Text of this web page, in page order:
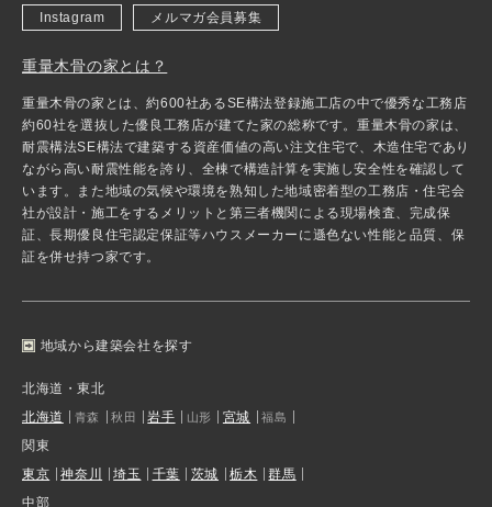
Instagram メルマガ会員募集
重量木骨の家とは？
重量木骨の家とは、約600社あるSE構法登録施工店の中で優秀な工務店
約60社を選抜した優良工務店が建てた家の総称です。重量木骨の家は、
耐震構法SE構法で建築する資産価値の高い注文住宅で、木造住宅であり
ながら高い耐震性能を誇り、全棟で構造計算を実施し安全性を確認して
います。また地域の気候や環境を熟知した地域密着型の工務店・住宅会
社が設計・施工をするメリットと第三者機関による現場検査、完成保
証、長期優良住宅認定保証等ハウスメーカーに遜色ない性能と品質、保
証を併せ持つ家です。
地域から建築会社を探す
北海道・東北
北海道
青森 秋田 岩手 山形 宮城 福島
関東
東京
神奈川 埼玉 千葉 茨城 栃木
群馬
中部